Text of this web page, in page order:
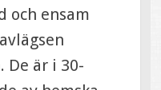
och ensam
De är i 30-